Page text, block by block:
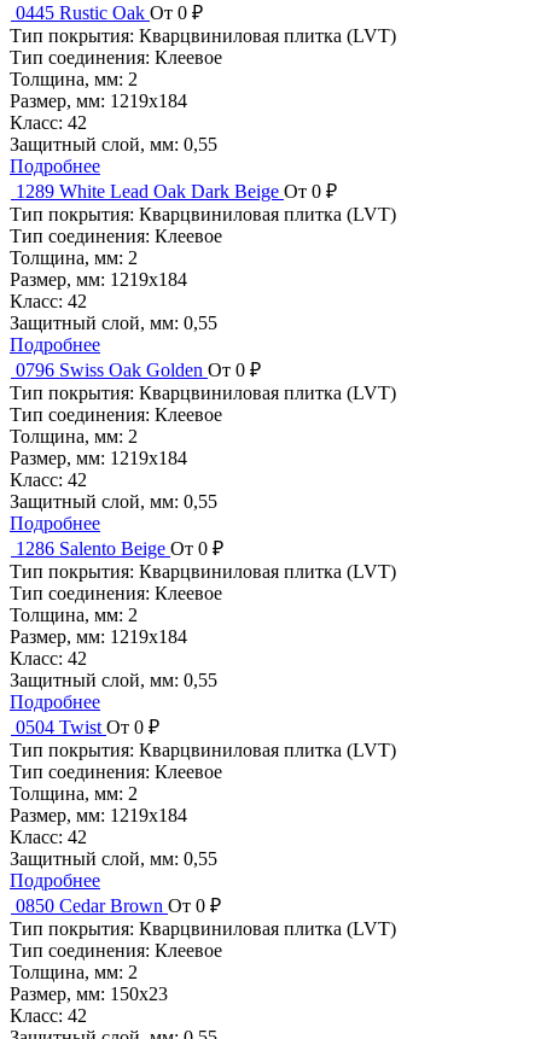
0445 Rustic Oak От 0 ₽
Тип покрытия: Кварцвиниловая плитка (LVT)
Тип соединения: Клеевое
Толщина, мм: 2
Размер, мм: 1219x184
Класс: 42
Защитный слой, мм: 0,55
Подробнее
1289 White Lead Oak Dark Beige От 0 ₽
Тип покрытия: Кварцвиниловая плитка (LVT)
Тип соединения: Клеевое
Толщина, мм: 2
Размер, мм: 1219x184
Класс: 42
Защитный слой, мм: 0,55
Подробнее
0796 Swiss Oak Golden От 0 ₽
Тип покрытия: Кварцвиниловая плитка (LVT)
Тип соединения: Клеевое
Толщина, мм: 2
Размер, мм: 1219x184
Класс: 42
Защитный слой, мм: 0,55
Подробнее
1286 Salento Beige От 0 ₽
Тип покрытия: Кварцвиниловая плитка (LVT)
Тип соединения: Клеевое
Толщина, мм: 2
Размер, мм: 1219x184
Класс: 42
Защитный слой, мм: 0,55
Подробнее
0504 Twist От 0 ₽
Тип покрытия: Кварцвиниловая плитка (LVT)
Тип соединения: Клеевое
Толщина, мм: 2
Размер, мм: 1219x184
Класс: 42
Защитный слой, мм: 0,55
Подробнее
0850 Cedar Brown От 0 ₽
Тип покрытия: Кварцвиниловая плитка (LVT)
Тип соединения: Клеевое
Толщина, мм: 2
Размер, мм: 150x23
Класс: 42